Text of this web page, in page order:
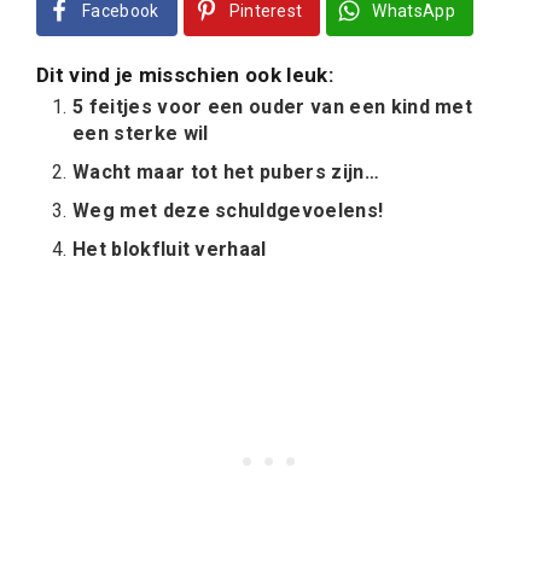
Facebook Pinterest WhatsApp
Dit vind je misschien ook leuk:
5 feitjes voor een ouder van een kind met
een sterke wil
Wacht maar tot het pubers zijn…
Weg met deze schuldgevoelens!
Het blokfluit verhaal